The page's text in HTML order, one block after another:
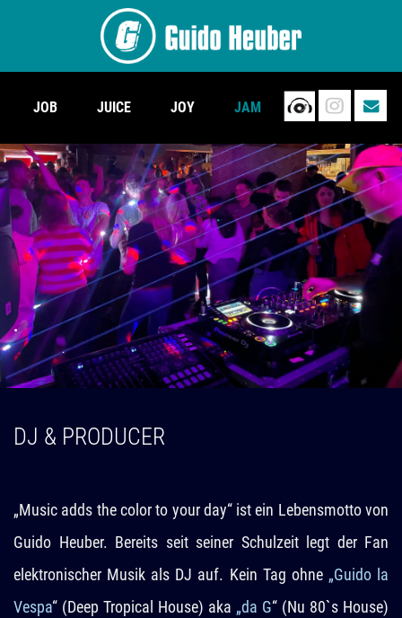
JOB JUICE JOY JAM
.
.
DJ & PRODUCER
„Music adds the color to your day“ ist ein Lebensmotto von
Guido Heuber. Bereits seit seiner Schulzeit legt der Fan
elektronischer Musik als DJ auf. Kein Tag ohne „Guido la
Vespa“ (Deep Tropical House) aka „da G“ (Nu 80`s House)